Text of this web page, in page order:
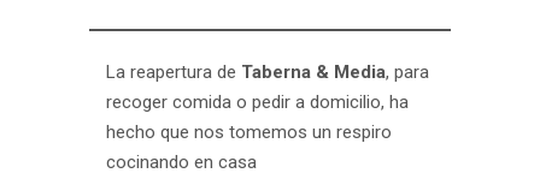
La reapertura de Taberna & Media, para
recoger comida o pedir a domicilio, ha
hecho que nos tomemos un respiro
cocinando en casa